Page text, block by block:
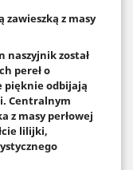
zawieszką z masy
naszyjnik został
pereł o
pięknie odbijają
Centralnym
z masy perłowej
lilijki,